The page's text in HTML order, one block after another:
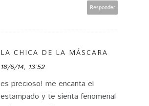
Responder
LA CHICA DE LA MÁSCARA
18/6/14, 13:52
es precioso! me encanta el
estampado y te sienta fenomenal